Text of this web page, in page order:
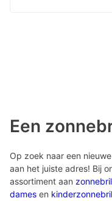
Een
Op zoek naar een
aan het juiste adres! Bij
assortiment aan
dames en